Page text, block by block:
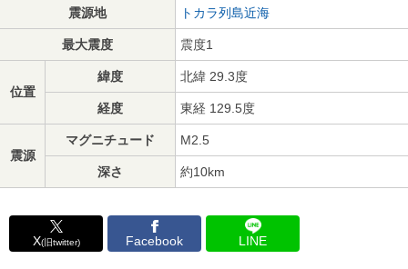
震源地 トカラ列島近海
最大震度 震度1
位置
緯度 北緯 29.3度
経度 東経 129.5度
震源
マグニチュード M2.5
深さ 約10km
X(旧twitter) Facebook LINE